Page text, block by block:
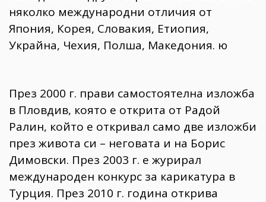
няколко международни отличия от
Япония, Корея, Словакия, Eтиопия,
Украйна, Чехия, Полша, Македония. ю
През 2000 г. прави самостоятелна изложба
в Пловдив, която е открита от Радой
Ралин, който е откривал само две изложби
през живота си – неговата и на Борис
Димовски. През 2003 г. е журирал
международен конкурс за карикатура в
Турция. През 2010 г. година открива